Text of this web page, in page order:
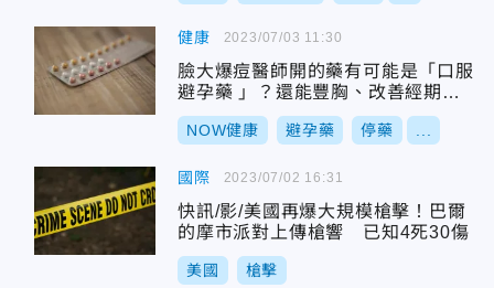
健康
臉大爆痘醫師開的藥有可能是「口服
避孕藥 」？還能豐胸、改善經期不
順
NOW健康 避孕藥 停藥
2023/07/03 11:30
國際
快訊/影/美國再爆大規模槍擊！巴爾
的摩市派對上傳槍響 已知4死30傷
美國 槍擊
2023/07/02 16:31